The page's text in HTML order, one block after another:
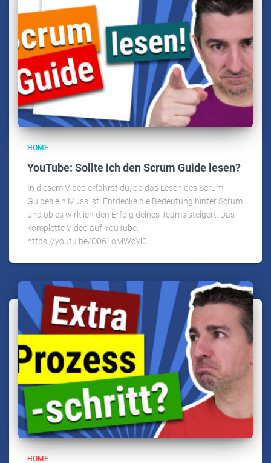
HOME
YouTube: Sollte ich den Scrum Guide lesen?
In diesem Video erfährst du, ob das Lesen des Scrum
Guides ein Muss ist! Entdecke die Bedeutung hinter Scrum
und ob es wirklich den Erfolg deines Teams steigert. Das
komplette Video auf YouTube:
https://youtu.be/O061oMWcYl0
HOME